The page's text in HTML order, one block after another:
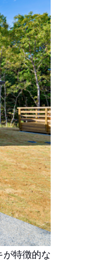
特徴的な